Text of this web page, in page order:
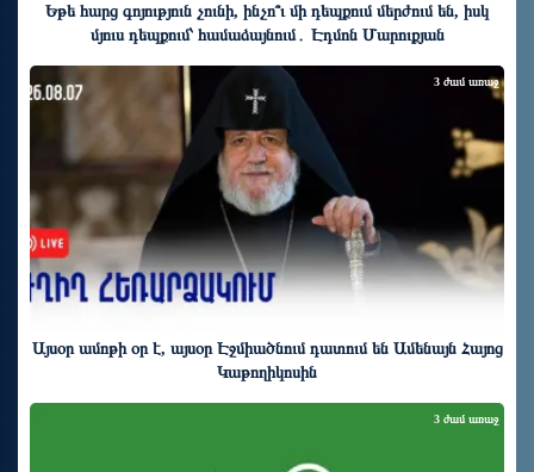
Եթե հարց գոյություն չունի, ինչո՞ւ մի դեպքում մերժում են, իսկ
մյուս դեպքում՝ համաձայնում․ Էդմոն Մարուքյան
Այսօր ամոթի օր է, այսօր Էջմիածնում դատում են Ամենայն Հայոց
Կաթողիկոսին
3 ժամ առաջ
3 ժամ առաջ